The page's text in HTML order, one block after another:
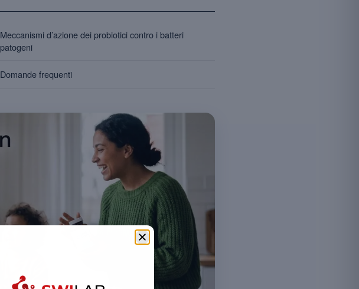
Meccanismi d’azione dei probiotici contro i batteri
patogeni
Domande frequenti